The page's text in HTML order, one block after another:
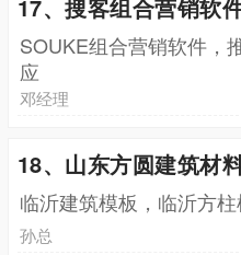
17、搜客组合营销软
SOUKE组合营销软件，
应
邓经理
18、山东方圆建筑材
临沂建筑模板，临沂方
孙总